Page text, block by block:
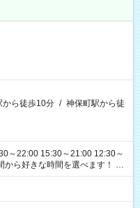
から徒歩10分 / 神保町駅から徒
～22:00 15:30～21:00 12:30～
ます